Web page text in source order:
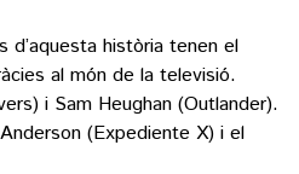
història tenen el
al món de la televisió.
i Sam Heughan (Outlander).
(Expediente X) i el